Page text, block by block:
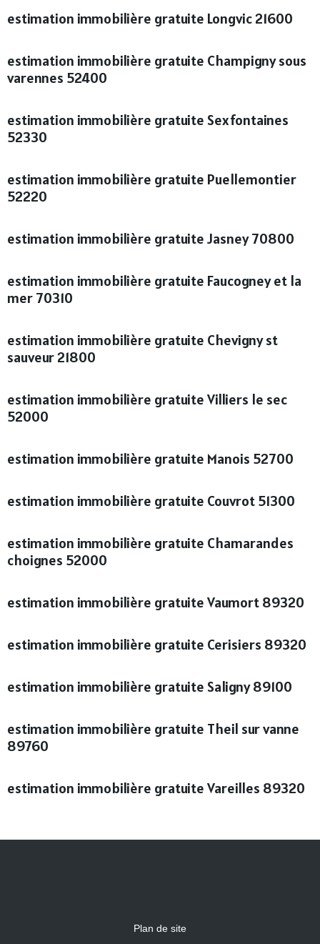
estimation immobilière gratuite Longvic 21600
estimation immobilière gratuite Champigny sous
varennes 52400
estimation immobilière gratuite Sexfontaines
52330
estimation immobilière gratuite Puellemontier
52220
estimation immobilière gratuite Jasney 70800
estimation immobilière gratuite Faucogney et la
mer 70310
estimation immobilière gratuite Chevigny st
sauveur 21800
estimation immobilière gratuite Villiers le sec
52000
estimation immobilière gratuite Manois 52700
estimation immobilière gratuite Couvrot 51300
estimation immobilière gratuite Chamarandes
choignes 52000
estimation immobilière gratuite Vaumort 89320
estimation immobilière gratuite Cerisiers 89320
estimation immobilière gratuite Saligny 89100
estimation immobilière gratuite Theil sur vanne
89760
estimation immobilière gratuite Vareilles 89320
Plan de site